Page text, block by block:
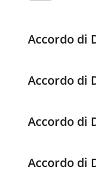
Accordo di
Accordo di
Accordo di
Accordo di